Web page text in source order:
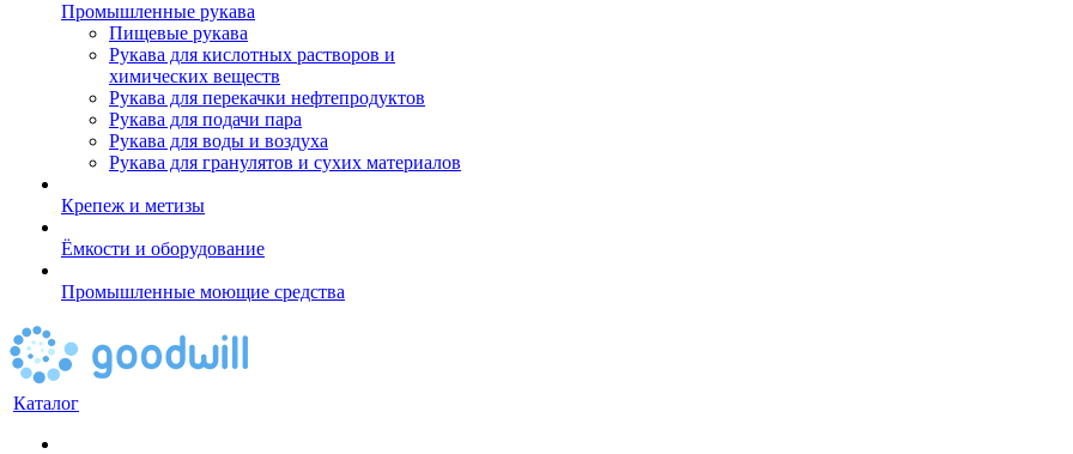
Промышленные рукава
Пищевые рукава
Рукава для кислотных растворов и
химических веществ
Рукава для перекачки нефтепродуктов
Рукава для подачи пара
Рукава для воды и воздуха
Рукава для гранулятов и сухих материалов
Крепеж и метизы
Ёмкости и оборудование
Промышленные моющие средства
Каталог